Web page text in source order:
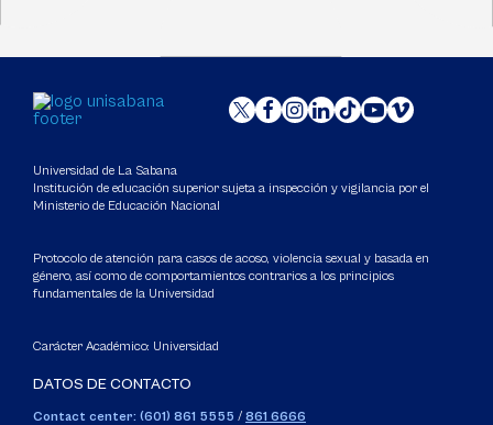
Universidad de La Sabana
Institución de educación superior sujeta a inspección y vigilancia por el
Ministerio de Educación Nacional
Protocolo de atención para casos de acoso, violencia sexual y basada en
género, así como de comportamientos contrarios a los principios
fundamentales de la Universidad
Carácter Académico: Universidad
DATOS DE CONTACTO
Contact center: (601) 861 5555 / 861 6666